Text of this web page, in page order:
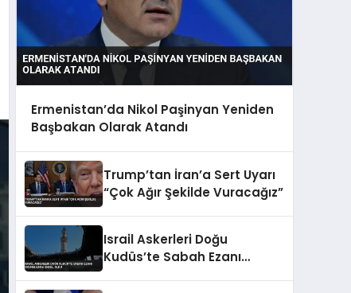
Ermenistan’da Nikol Paşinyan Yeniden
Başbakan Olarak Atandı
Trump’tan İran’a Sert Uyarı
“Çok Ağır Şekilde Vuracağız”
Israil Askerleri Doğu
Kudüs’te Sabah Ezanı